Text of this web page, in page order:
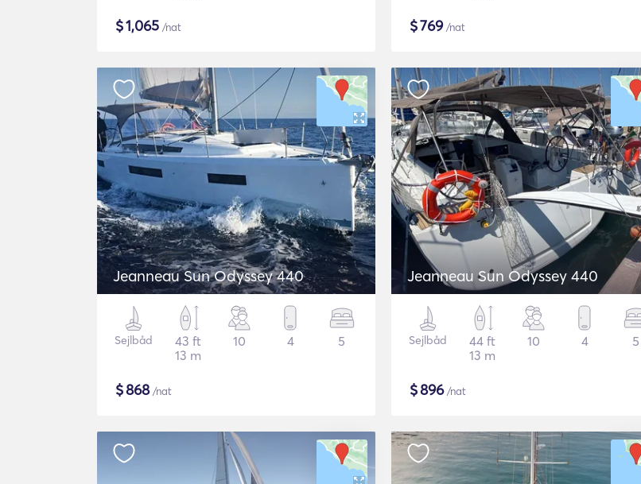
$1,065 /nat $769/nat
Jeanneau Sun Odyssey 440
Sejlbåd
43 ft
13 m
10 4 5
$868/nat
Jeanneau Sun Odyssey 440
Sejlbåd
44 ft
13 m
10 4 5
$896/nat